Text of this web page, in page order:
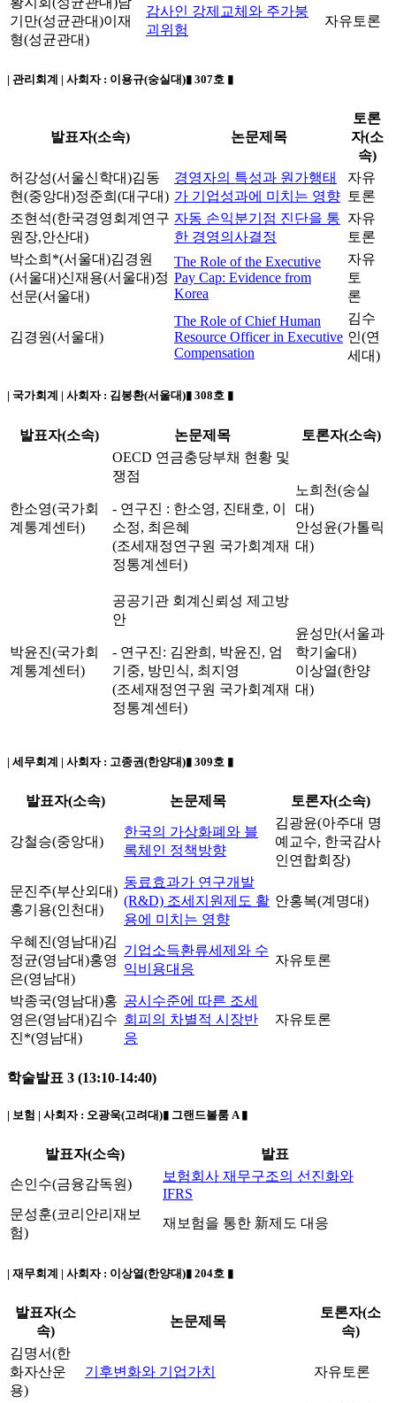
기만(성균관대)이재
형(성균관대)
감사인 강제교체와 주가붕
괴위험
자유토론
| 관리회계 | 사회자 : 이용규(숭실대)▮ 307호 ▮
발표자(소속) 논문제목
토론
자(소
속)
허강성(서울신학대)김동
현(중앙대)정준희(대구대)
경영자의 특성과 원가행태
가 기업성과에 미치는 영향
자유
토론
조현석(한국경영회계연구
원장,안산대)
자동 손익분기점 진단을 통
한 경영의사결정
자유
토론
박소희*(서울대)김경원
(서울대)신재용(서울대)정
선문(서울대)
The Role of the Executive
Pay Cap: Evidence from
Korea
자유
토
론
김경원(서울대)
The Role of Chief Human
Resource Officer in Executive
Compensation
김수
인(연
세대)
| 국가회계 | 사회자 : 김봉환(서울대)▮ 308호 ▮
발표자(소속) 논문제목 토론자(소속)
한소영(국가회
계통계센터)
OECD 연금충당부채 현황 및
쟁점
- 연구진 : 한소영, 진태호, 이
소정, 최은혜
(조세재정연구원 국가회계재
정통계센터)
노희천(숭실
대)
안성윤(가톨릭
대)
박윤진(국가회
계통계센터)
공공기관 회계신뢰성 제고방
안
- 연구진: 김완희, 박윤진, 엄
기중, 방민식, 최지영
(조세재정연구원 국가회계재
정통계센터)
윤성만(서울과
학기술대)
이상열(한양
대)
| 세무회계 | 사회자 : 고종권(한양대)▮ 309호 ▮
발표자(소속) 논문제목 토론자(소속)
강철승(중앙대)
한국의 가상화폐와 블
록체인 정책방향
김광윤(아주대 명
예교수, 한국감사
인연합회장)
문진주(부산외대)
홍기용(인천대)
동료효과가 연구개발
(R&D) 조세지원제도 활
용에 미치는 영향
안홍복(계명대)
우혜진(영남대)김
정균(영남대)홍영
은(영남대)
기업소득환류세제와 수
익비용대응
자유토론
박종국(영남대)홍
영은(영남대)김수
진*(영남대)
공시수준에 따른 조세
회피의 차별적 시장반
응
자유토론
학술발표 3 (13:10-14:40)
| 보험 | 사회자 : 오광욱(고려대)▮ 그랜드볼룸 A ▮
발표자(소속)
발표
손인수(금융감독원)
보험회사 재무구조의 선진화와
IFRS
문성훈(코리안리재보
험)
재보험을 통한 新제도 대응
| 재무회계 | 사회자 : 이상열(한양대)▮ 204호 ▮
발표자(소
속)
논문제목
토론자(소
속)
김명서(한
화자산운
용)
기후변화와 기업가치 자유토론